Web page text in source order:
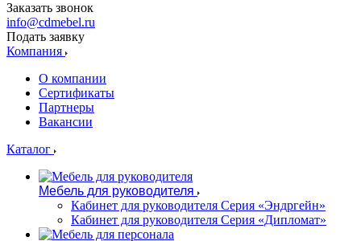
Заказать звонок
info@cdmebel.ru
Подать заявку
Компания
О компании
Сертификаты
Партнеры
Вакансии
Каталог
Мебель для руководителя
Кабинет для руководителя Серия «Эндргейн»
Кабинет для руководителя Серия «Дипломат»